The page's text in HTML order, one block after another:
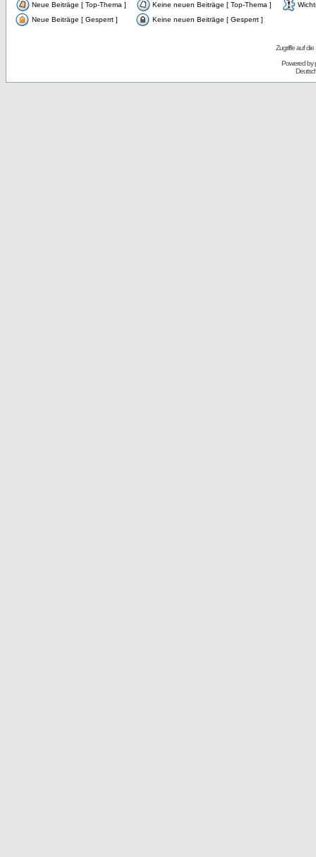
Neue Beiträge [ Top-Thema ]
Keine neuen Beiträge [ Top-Thema ]
Neue Beiträge [ Gesperrt ]
Keine neuen Beiträge [ Gesperrt ]
Zugriffe auf
Powered by